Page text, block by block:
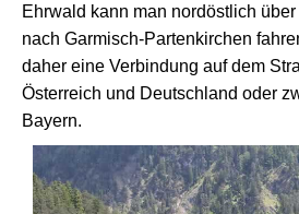
Ehrwald kann man nordöstlich
nach Garmisch-Partenkirchen
daher eine Verbindung auf dem
Österreich und Deutschland oder
Bayern.